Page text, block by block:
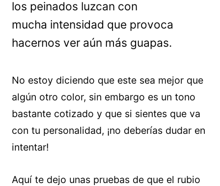
los peinados luzcan con
mucha intensidad que provoca
hacernos ver aún más guapas.
No estoy diciendo que este sea mejor que
algún otro color, sin embargo es un tono
bastante cotizado y que si sientes que va
con tu personalidad, ¡no deberías dudar en
intentar!
Aquí te dejo unas pruebas de que el rubio